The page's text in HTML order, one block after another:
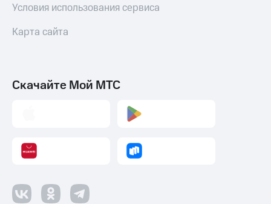
Условия использования сервиса
Карта сайта
Скачайте Мой МТС